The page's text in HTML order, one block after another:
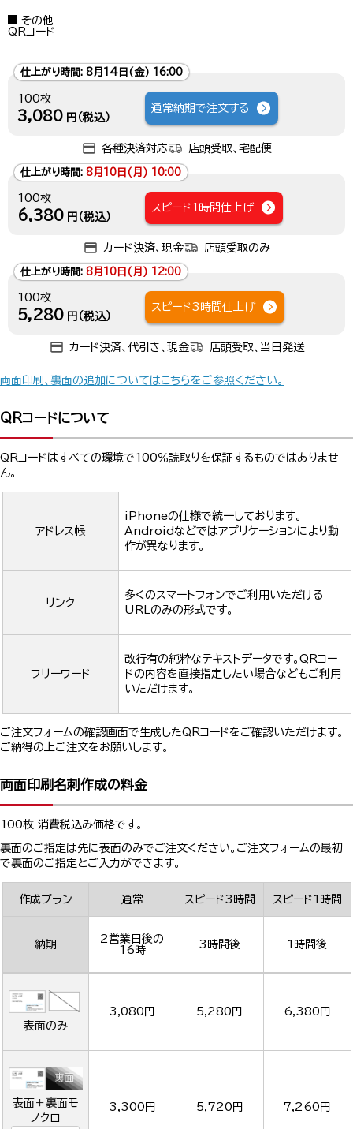
その他
QRコード
仕上がり時間: 8月14日(金) 16:00
100枚
3,080 円（税込）
通常納期で注文する
各種決済対応 店頭受取、宅配便
仕上がり時間: 8月10日(月) 10:00
100枚
6,380 円（税込）
スピード1時間仕上げ
カード決済、現金 店頭受取のみ
仕上がり時間: 8月10日(月) 12:00
100枚
5,280 円（税込）
スピード3時間仕上げ
カード決済、代引き、現金 店頭受取、当日発送
両面印刷、裏面の追加についてはこちらをご参照ください。
QRコードについて
QRコードはすべての環境で100％読取りを保証するものではありませ
ん。
アドレス帳
iPhoneの仕様で統一しております。
Androidなどではアプリケーションにより動
作が異なります。
リンク
多くのスマートフォンでご利用いただける
URLのみの形式です。
フリーワード
改行有の純粋なテキストデータです。QRコー
ドの内容を直接指定したい場合などもご利用
いただけます。
ご注文フォームの確認画面で生成したQRコードをご確認いただけます。
ご納得の上ご注文をお願いします。
両面印刷名刺作成の料金
100枚 消費税込み価格です。
裏面のご指定は先に表面のみでご注文ください。ご注文フォームの最初
で裏面のご指定とご入力ができます。
作成プラン 通常 スピード3時間 スピード1時間
納期
2営業日後の
16時
3時間後 1時間後
表面のみ
3,080円 5,280円 6,380円
表面＋裏面モ
ノクロ
3,300円 5,720円 7,260円